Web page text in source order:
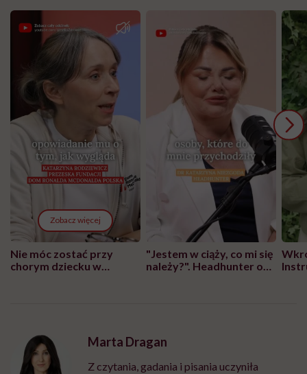
Zobacz więcej
Nie móc zostać przy
chorym dziecku w
"Jestem w ciąży, co mi się
należy?". Headhunter o
Marta Dragan
Z czytania, gadania i pisania uczyniła